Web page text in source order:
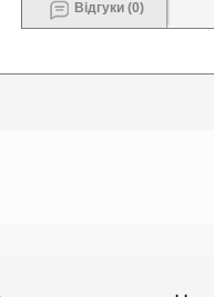
Відгуки (0)